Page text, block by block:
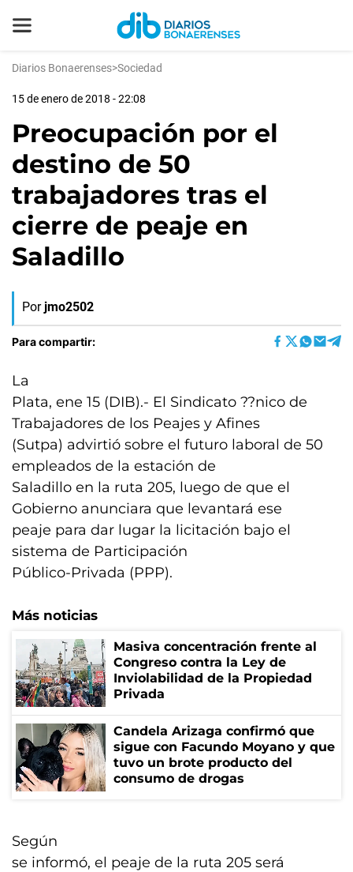
Diarios Bonaerenses>Sociedad
15 de enero de 2018 - 22:08
Preocupación por el
destino de 50
trabajadores tras el
cierre de peaje en
Saladillo
Por jmo2502
Para compartir:
La
Plata, ene 15 (DIB).- El Sindicato ??nico de
Trabajadores de los Peajes y Afines
(Sutpa) advirtió sobre el futuro laboral de 50
empleados de la estación de
Saladillo en la ruta 205, luego de que el
Gobierno anunciara que levantará ese
peaje para dar lugar la licitación bajo el
sistema de Participación
Público-Privada (PPP).
Más noticias
Masiva concentración frente al
Congreso contra la Ley de
Inviolabilidad de la Propiedad
Privada
Candela Arizaga confirmó que
sigue con Facundo Moyano y que
tuvo un brote producto del
consumo de drogas
Según
se informó, el peaje de la ruta 205 será